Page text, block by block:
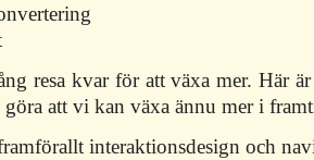
resa kvar för att växa mer. Här
att vi kan växa ännu mer i
interaktionsdesign och